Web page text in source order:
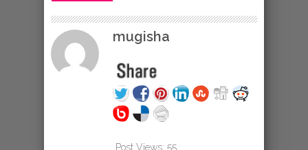
mugisha
Post Views: 55